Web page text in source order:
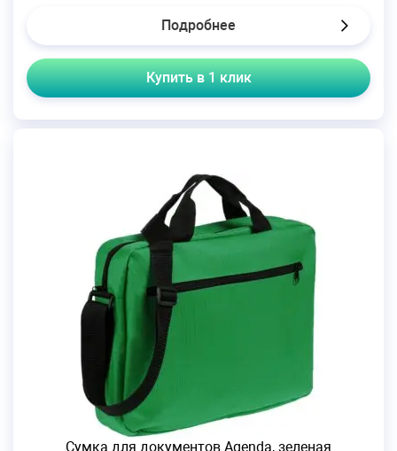
Подробнее
Купить в 1 клик
Сумка для документов Agenda, зеленая